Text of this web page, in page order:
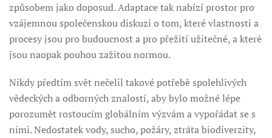
způsobem jako doposud. Adaptace tak nabízí prostor pro
vzájemnou společenskou diskuzi o tom, které vlastnosti a
procesy jsou pro budoucnost a pro přežití užitečné, a které
jsou naopak pouhou zažitou normou.
Nikdy předtím svět nečelil takové potřebě spolehlivých
vědeckých a odborných znalostí, aby bylo možné lépe
porozumět rostoucím globálním výzvám a vypořádat se s
nimi. Nedostatek vody, sucho, požáry, ztráta biodiverzity,